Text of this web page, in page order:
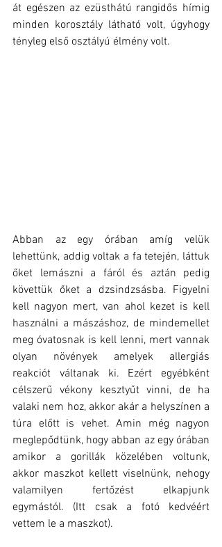
át egészen az ezüsthátú rangidős hímig
minden korosztály látható volt, úgyhogy
tényleg első osztályú élmény volt.
Abban az egy órában amíg velük
lehettünk, addig voltak a fa tetején, láttuk
őket lemászni a fáról és aztán pedig
követtük őket a dzsindzsásba. Figyelni
kell nagyon mert, van ahol kezet is kell
használni a mászáshoz, de mindemellet
meg óvatosnak is kell lenni, mert vannak
olyan növények amelyek allergiás
reakciót váltanak ki. Ezért egyébként
célszerű vékony kesztyűt vinni, de ha
valaki nem hoz, akkor akár a helyszínen a
túra előtt is vehet. Amin még nagyon
meglepődtünk, hogy abban az egy órában
amikor a gorillák közelében voltunk,
akkor maszkot kellett viselnünk, nehogy
valamilyen fertőzést elkapjunk
egymástól. (Itt csak a fotó kedvéért
vettem le a maszkot).